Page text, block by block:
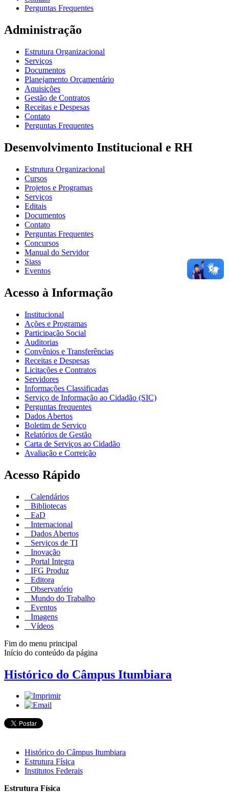
Perguntas Frequentes
Administração
Estrutura Organizacional
Serviços
Documentos
Planejamento Orçamentário
Aquisições
Gestão de Contratos
Receitas e Despesas
Contato
Perguntas Frequentes
Desenvolvimento Institucional e RH
Estrutura Organizacional
Cursos
Projetos e Programas
Serviços
Editais
Documentos
Contato
Perguntas Frequentes
Concursos
Manual do Servidor
Siass
Eventos
Acesso à Informação
Institucional
Ações e Programas
Participação Social
Auditorias
Convênios e Transferências
Receitas e Despesas
Licitações e Contratos
Servidores
Informações Classificadas
Serviço de Informação ao Cidadão (SIC)
Perguntas frequentes
Dados Abertos
Boletim de Serviço
Relatórios de Gestão
Carta de Serviços ao Cidadão
Avaliação e Correição
Acesso Rápido
Calendários
Bibliotecas
EaD
Internacional
Dados Abertos
Serviços de TI
Inovação
Portal Integra
IFG Produz
Editora
Observatório
Mundo do Trabalho
Eventos
Imagens
Vídeos
Fim do menu principal
Início do conteúdo da página
Histórico do Câmpus Itumbiara
Histórico do Câmpus Itumbiara
Estrutura Física
Institutos Federais
Estrutura Física